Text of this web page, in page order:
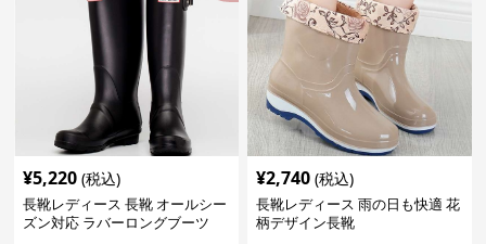
¥5,220 (税込)
長靴レディース 長靴 オールシー
ズン対応 ラバーロングブーツ
¥2,740 (税込)
長靴レディース 雨の日も快適 花
柄デザイン長靴